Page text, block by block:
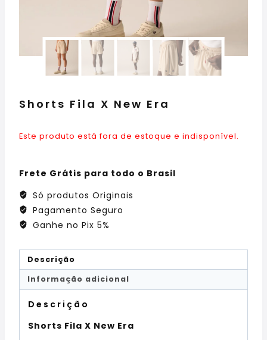
Shorts Fila X New Era
Este produto está fora de estoque e indisponível.
Frete Grátis para todo o Brasil
Só produtos Originais
Pagamento Seguro
Ganhe no Pix 5%
Descrição
Informação adicional
Descrição
Shorts Fila X New Era